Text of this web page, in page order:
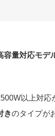
容量対応モデ
以上対応
きのタイプが